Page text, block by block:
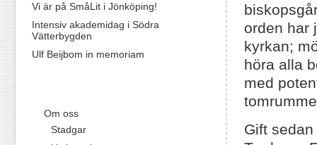
orden har
kyrkan;
höra alla
med
Gift
Vi är på SmåLit i Jönköping!
Intensiv akademidag i Södra
Vätterbygden
Ulf Beijbom in memoriam
Om oss
Stadgar